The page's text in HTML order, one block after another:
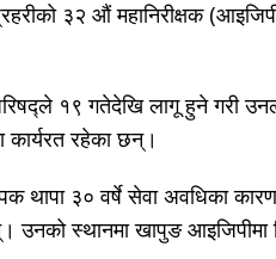
३२ औं महानिरीक्षक
१९ गतेदेखि लागू हुने गरी
कार्यरत रहेका छन्।
थापा ३० वर्षे सेवा अवधिका
उनको स्थानमा खापुङ आइजिपीमा